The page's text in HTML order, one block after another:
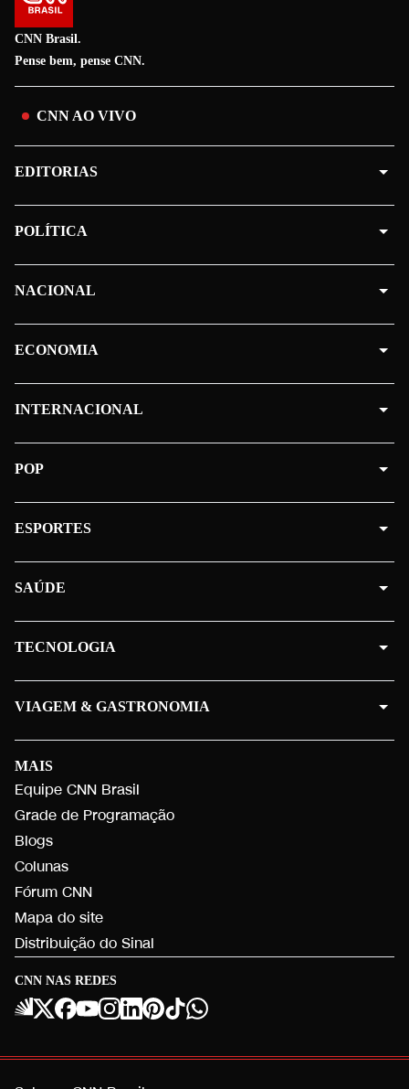
CNN Brasil.
Pense bem, pense CNN.
CNN AO VIVO
CNN NAS REDES
MAIS
Equipe CNN Brasil
Grade de Programação
Blogs
Colunas
Fórum CNN
Mapa do site
Distribuição do Sinal
EDITORIAS
POLÍTICA
NACIONAL
ECONOMIA
INTERNACIONAL
POP
ESPORTES
SAÚDE
TECNOLOGIA
VIAGEM & GASTRONOMIA